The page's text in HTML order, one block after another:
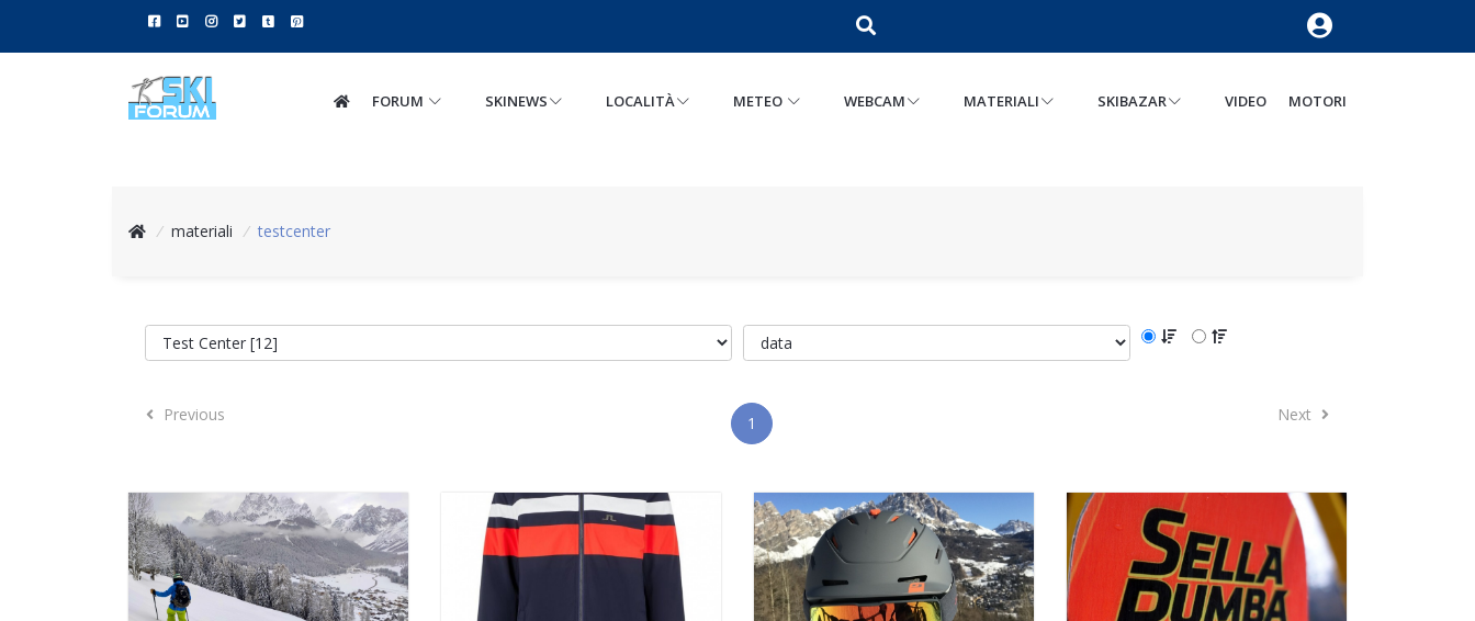
FORUM SKINEWS LOCALITÀ METEO WEBCAM MATERIALI SKIBAZAR VIDEO MOTORI
/ materiali / testcenter
PreviousPrevious 1 Next